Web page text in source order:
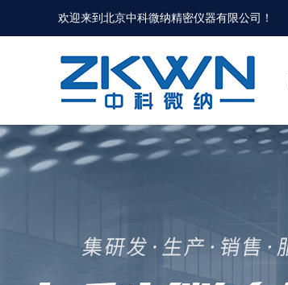
欢迎来到北京中科微纳精密仪器有限公司！